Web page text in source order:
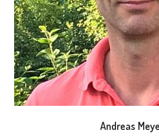
Andreas